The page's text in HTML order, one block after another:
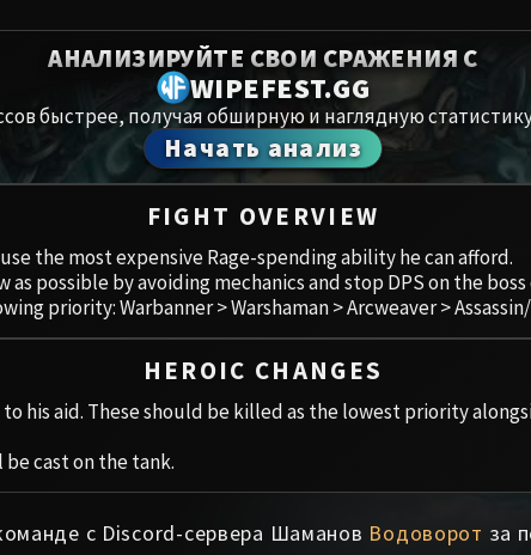
Spoils of Pandaria
Thok the Bloodthirsty
Siegecrafter Blackfuse
Paragons of the Klaxxi
Garrosh Hellscream
Аберрий
Ruby
Trial of
Ульдуар
АНАЛИЗИРУЙТЕ СВОИ СРАЖЕНИЯ С
WIPEFEST.GG
быстрее, получая обширную и наглядную
Начать анализ
FIGHT OVERVIEW
the most expensive Rage-spending ability he can afford.
as possible by avoiding mechanics and stop DPS on the
priority: Warbanner > Warshaman > Arcweaver >
HEROIC CHANGES
his aid. These should be killed as the lowest priority
cast on the tank.
с Discord-сервера Шаманов Водоворот за